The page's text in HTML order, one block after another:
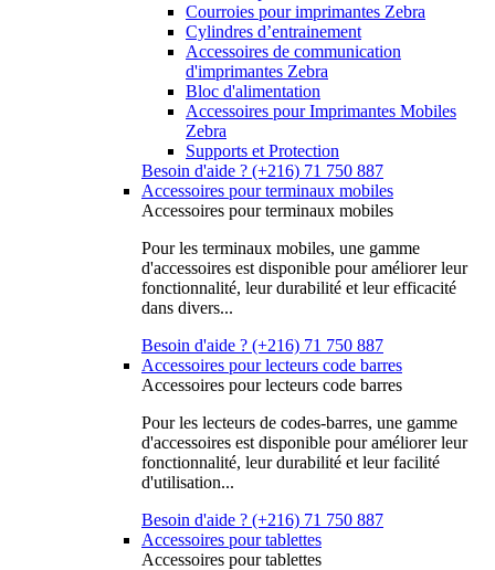
Courroies pour imprimantes Zebra
Cylindres d’entrainement
Accessoires de communication
d'imprimantes Zebra
Bloc d'alimentation
Accessoires pour Imprimantes Mobiles
Zebra
Supports et Protection
Besoin d'aide ? (+216) 71 750 887
Accessoires pour terminaux mobiles
Accessoires pour terminaux mobiles
Pour les terminaux mobiles, une gamme
d'accessoires est disponible pour améliorer leur
fonctionnalité, leur durabilité et leur efficacité
dans divers...
Besoin d'aide ? (+216) 71 750 887
Accessoires pour lecteurs code barres
Accessoires pour lecteurs code barres
Pour les lecteurs de codes-barres, une gamme
d'accessoires est disponible pour améliorer leur
fonctionnalité, leur durabilité et leur facilité
d'utilisation...
Besoin d'aide ? (+216) 71 750 887
Accessoires pour tablettes
Accessoires pour tablettes